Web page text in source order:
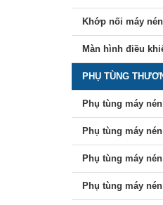
Khớp nối máy
Màn hình điều
PHỤ TÙNG
Phụ tùng máy
Phụ tùng máy
Phụ tùng máy
Phụ tùng máy nén